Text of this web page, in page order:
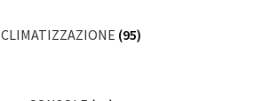
CLIMATIZZAZIONE (95)